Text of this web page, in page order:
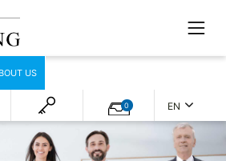
US
0 EN